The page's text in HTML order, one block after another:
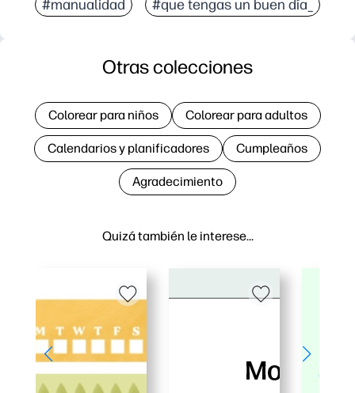
#manualidad #que tengas un buen día_
Quizá también le interese…
Otras colecciones
Colorear para niños Colorear para adultos
Calendarios y planificadores Cumpleaños
Agradecimiento